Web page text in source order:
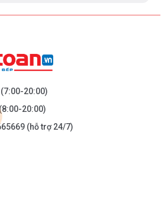
(7:00-20:00)
20:00)
(hỗ trợ 24/7)